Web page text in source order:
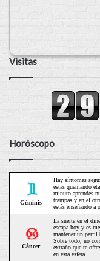
Visitas
Horóscopo